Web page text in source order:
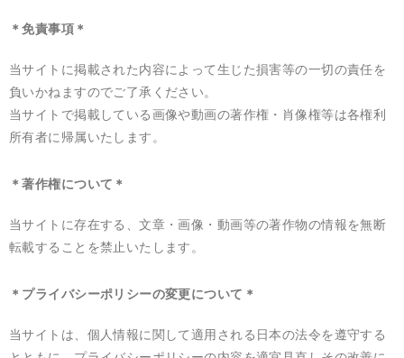
＊免責事項＊
当サイトに掲載された内容によって生じた損害等の一切の責任を
負いかねますのでご了承ください。
当サイトで掲載している画像や動画の著作権・肖像権等は各権利
所有者に帰属いたします。
＊著作権について＊
当サイトに存在する、文章・画像・動画等の著作物の情報を無断
転載することを禁止いたします。
＊プライバシーポリシーの変更について＊
当サイトは、個人情報に関して適用される日本の法令を遵守する